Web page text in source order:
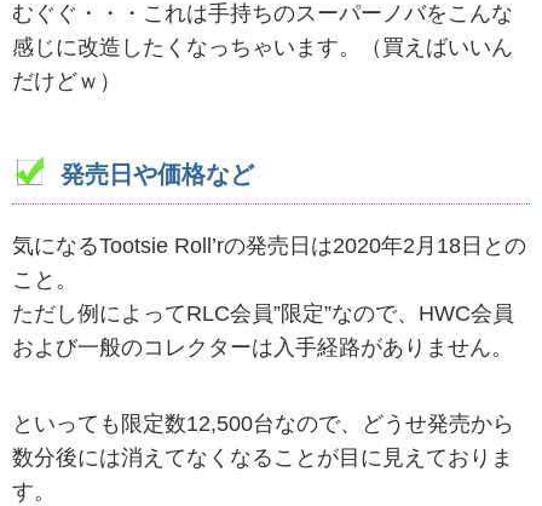
むぐぐ・・・これは手持ちのスーパーノバをこんな
感じに改造したくなっちゃいます。（買えばいいん
だけどｗ）
発売日や価格など
気になるTootsie Roll’rの発売日は2020年2月18日との
こと。
ただし例によってRLC会員”限定”なので、HWC会員
および一般のコレクターは入手経路がありません。
といっても限定数12,500台なので、どうせ発売から
数分後には消えてなくなることが目に見えておりま
す。